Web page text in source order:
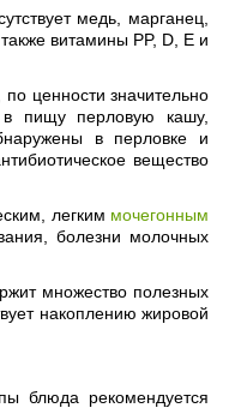
медь, марганец,
витамины PP, D, E и
ценности значительно
в пищу перловую кашу,
в перловке и
вещество
легким мочегонным
болезни молочных
множество полезных
накоплению жировой
блюда рекомендуется